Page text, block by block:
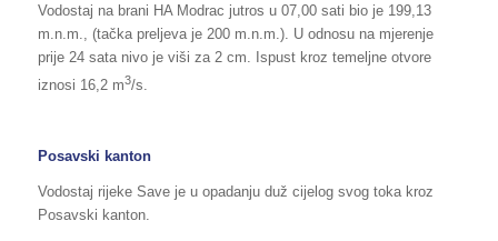
Vodostaj na brani HA Modrac jutros u 07,00 sati bio je 199,13
m.n.m., (tačka preljeva je 200 m.n.m.). U odnosu na mjerenje
prije 24 sata nivo je viši za 2 cm. Ispust kroz temeljne otvore
iznosi 16,2 m3/s.
Posavski kanton
Vodostaj rijeke Save je u opadanju duž cijelog svog toka kroz
Posavski kanton.